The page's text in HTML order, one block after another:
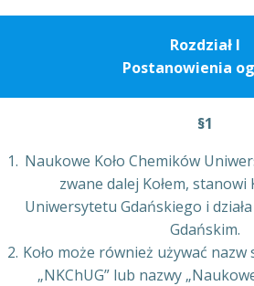
Rozdział I
Postanowienia
§1
Naukowe Koło Chemików
zwane dalej Kołem, stanowi
Uniwersytetu Gdańskiego i
Gdańskim.
Koło może również używać nazw
„NKChUG” lub nazwy